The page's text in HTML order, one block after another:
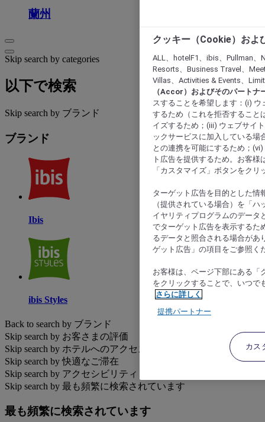
蘭州
Skip search by categories
以下で検索
Skip search by ブランド
ブランド
Ibis
ibis Styles
Back to search by ブランド
Skip search by お客さまの評価
Skip search by ホテルへのアクセス
Skip search by 快適なご滞在
Skip search by アクセシビリティ
Skip search by 最も頻繁に検索されています
最も頻繁に検索されています
クッキー（Cookie）およ
ALL、hotelF1、ibis、Pullman
Resorts、Business Travel、
Villas、Activities & Events、
（Accor）およびそのパートナ
スすることを希望します：(i)
するため（これを拒否すること
イズするため；(iii) ウェブサイ
ックサービスに加入している場
との連携を可能にするため；
ト広告を提供するため。お客
「カスタマイズ」ボタンをク
ターゲット広告を目的とした情
（提供されている場合）を「
イヤリティプログラムのデータ
でターゲット広告を表示するた
るデータと照合される場合があ
ゲット広告」の項目をご参照く
お客様は、ページ下部にある「
をクリックすることで、いつで
さらに詳しく
提携パートナー
カス